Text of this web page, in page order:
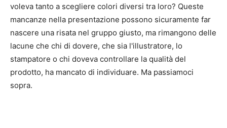
voleva tanto a scegliere colori diversi tra loro? Queste
mancanze nella presentazione possono sicuramente far
nascere una risata nel gruppo giusto, ma rimangono delle
lacune che chi di dovere, che sia l'illustratore, lo
stampatore o chi doveva controllare la qualità del
prodotto, ha mancato di individuare. Ma passiamoci
sopra.